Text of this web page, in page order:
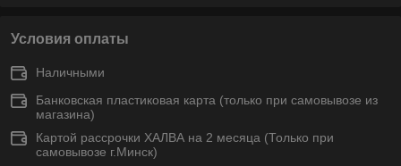
Условия оплаты
Наличными
Банковская пластиковая карта (только при самовывозе из
магазина)
Картой рассрочки ХАЛВА на 2 месяца (Только при
самовывозе г.Минск)